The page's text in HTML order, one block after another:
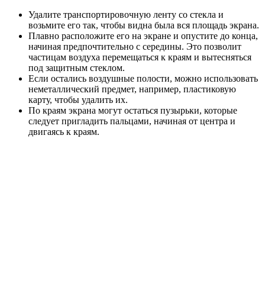
Удалите транспортировочную ленту со стекла и
возьмите его так, чтобы видна была вся площадь экрана.
Плавно расположите его на экране и опустите до конца,
начиная предпочтительно с середины. Это позволит
частицам воздуха перемещаться к краям и вытесняться
под защитным стеклом.
Если остались воздушные полости, можно использовать
неметаллический предмет, например, пластиковую
карту, чтобы удалить их.
По краям экрана могут остаться пузырьки, которые
следует пригладить пальцами, начиная от центра и
двигаясь к краям.